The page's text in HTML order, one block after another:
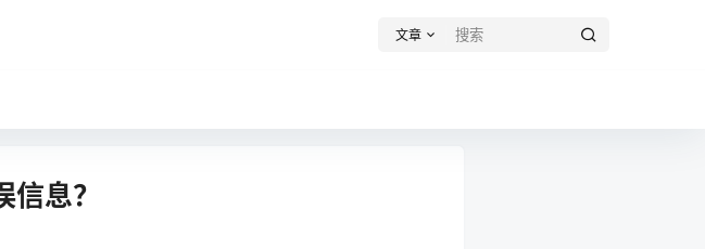
文章
息？